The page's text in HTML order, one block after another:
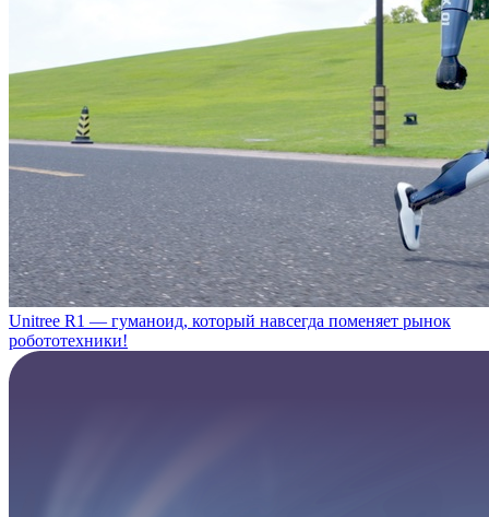
Unitree R1 — гуманоид, который навсегда поменяет рынок
робототехники!